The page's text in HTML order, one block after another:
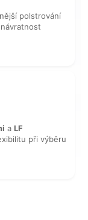
polstrování
a LF
při výběru